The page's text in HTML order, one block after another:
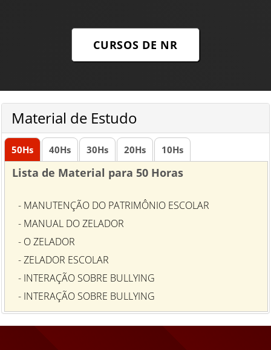
CURSOS DE NR
Material de Estudo
50Hs 40Hs 30Hs 20Hs 10Hs
Lista de Material para 50 Horas
- MANUTENÇÃO DO PATRIMÔNIO ESCOLAR
- MANUAL DO ZELADOR
- O ZELADOR
- ZELADOR ESCOLAR
- INTERAÇÃO SOBRE BULLYING
- INTERAÇÃO SOBRE BULLYING